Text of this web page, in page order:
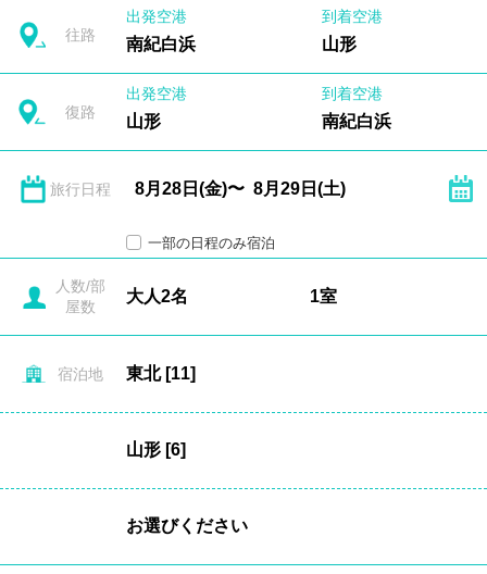
往路
出発空港
南紀白浜
到着空港
山形
復路
出発空港
山形
到着空港
南紀白浜
旅行日程
一部の日程のみ宿泊
人数/部
屋数
宿泊地